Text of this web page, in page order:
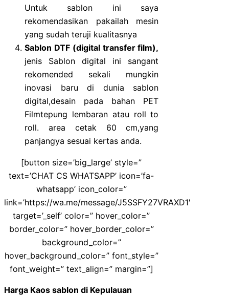
Untuk sablon ini saya
rekomendasikan pakailah mesin
yang sudah teruji kualitasnya
Sablon DTF (digital transfer film),
jenis Sablon digital ini sangant
rekomended sekali mungkin
inovasi baru di dunia sablon
digital,desain pada bahan PET
Filmtepung lembaran atau roll to
roll. area cetak 60 cm,yang
panjangya sesuai kertas anda.
[button size=’big_large’ style=”
text=’CHAT CS WHATSAPP’ icon=’fa-
whatsapp’ icon_color=”
link=’https://wa.me/message/J5SSFY27VRAXD1′
target=’_self’ color=” hover_color=”
border_color=” hover_border_color=”
background_color=”
hover_background_color=” font_style=”
font_weight=” text_align=” margin=”]
Harga Kaos sablon di Kepulauan